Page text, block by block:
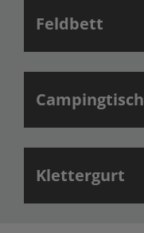
Feldbett
Campingtisch
Klettergurt